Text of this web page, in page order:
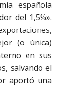
española
del 1,5%».
(o única)
en sus
salvando el
aportó una